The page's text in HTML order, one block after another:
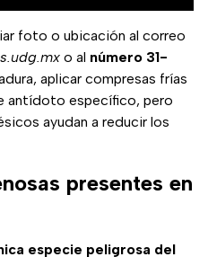
foto o ubicación al correo
o al número 31-
aplicar compresas frías
antídoto específico, pero
ayudan a reducir los
presentes en
especie peligrosa del